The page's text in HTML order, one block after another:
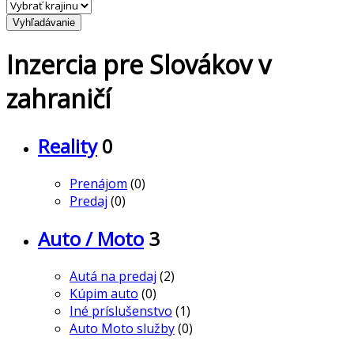
Vyhľadávanie
Inzercia pre Slovákov v
zahraničí
Reality 0
Prenájom (0)
Predaj (0)
Auto / Moto 3
Autá na predaj (2)
Kúpim auto (0)
Iné príslušenstvo (1)
Auto Moto služby(0)